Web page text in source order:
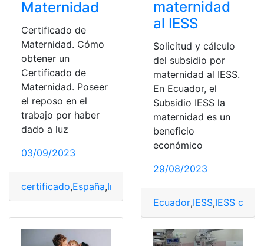
Maternidad
Certificado de
Maternidad. Cómo
obtener un
Certificado de
Maternidad. Poseer
el reposo en el
trabajo por haber
dado a luz
03/09/2023
certificado,España,Informe ,Maternidad,Obtener
maternidad
al IESS
Solicitud y cálculo
del subsidio por
maternidad al IESS.
En Ecuador, el
Subsidio IESS la
maternidad es un
beneficio
económico
29/08/2023
Ecuador,IESS,IESS citas